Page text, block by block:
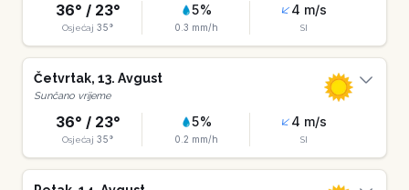
36° / 23°
Osjećaj 35°
5%
0.3 mm/h
4 m/s
SI
Četvrtak, 13. Avgust
Sunčano vrijeme
36° / 23°
Osjećaj 35°
5%
0.2 mm/h
4 m/s
SI